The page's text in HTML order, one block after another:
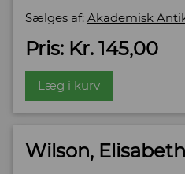
Sælges af: Akademisk
Pris: Kr. 145,00
Læg i kurv
Wilson, Elisabeth